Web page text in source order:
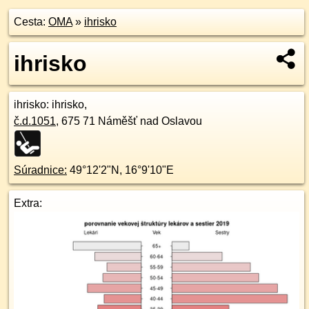
Cesta: OMA» ihrisko
ihrisko
ihrisko: ihrisko,
č.d.1051, 675 71 Náměšť nad Oslavou
Súradnice: 49°12'2"N , 16°9'10"E
Extra: